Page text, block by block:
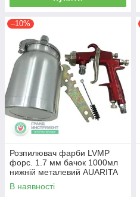
–10%
Розпилювач фарби LVMP
форс. 1.7 мм бачок 1000мл
нижній металевий AUARITA
K-200-1.7
В наявності